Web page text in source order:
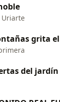
Uriarte
del jardín